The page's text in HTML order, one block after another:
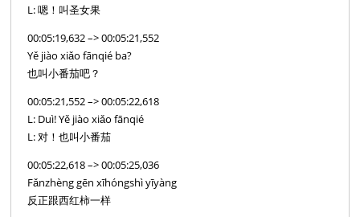
L: 嗯！叫圣女果
00:05:19,632 –> 00:05:21,552
Yě jiào xiǎo fānqié ba?
也叫小番茄吧？
00:05:21,552 –> 00:05:22,618
L: Duì! Yě jiào xiǎo fānqié
L: 对！也叫小番茄
00:05:22,618 –> 00:05:25,036
Fǎnzhèng gēn xīhóngshì yīyàng
反正跟西红柿一样